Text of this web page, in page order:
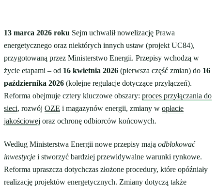
13 marca 2026 roku Sejm uchwalił nowelizację Prawa
energetycznego oraz niektórych innych ustaw (projekt UC84),
przygotowaną przez Ministerstwo Energii. Przepisy wchodzą w
życie etapami – od 16 kwietnia 2026 (pierwsza część zmian) do 16
października 2026 (kolejne regulacje dotyczące przyłączeń).
Reforma obejmuje cztery kluczowe obszary: proces przyłączania do
sieci, rozwój OZE i magazynów energii, zmiany w opłacie
jakościowej oraz ochronę odbiorców końcowych.
Według Ministerstwa Energii nowe przepisy mają odblokować
inwestycje i stworzyć bardziej przewidywalne warunki rynkowe.
Reforma upraszcza dotychczas złożone procedury, które opóźniały
realizację projektów energetycznych. Zmiany dotyczą także